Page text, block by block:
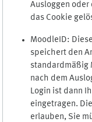
Ausloggen oder
das Cookie
MoodleID:
speichert den
standardmäßig
nach dem
Login ist dann
eingetragen.
erlauben, Sie